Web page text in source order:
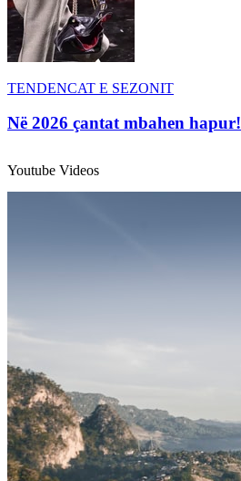
TENDENCAT E SEZONIT
Në 2026 çantat mbahen hapur!
Youtube Videos